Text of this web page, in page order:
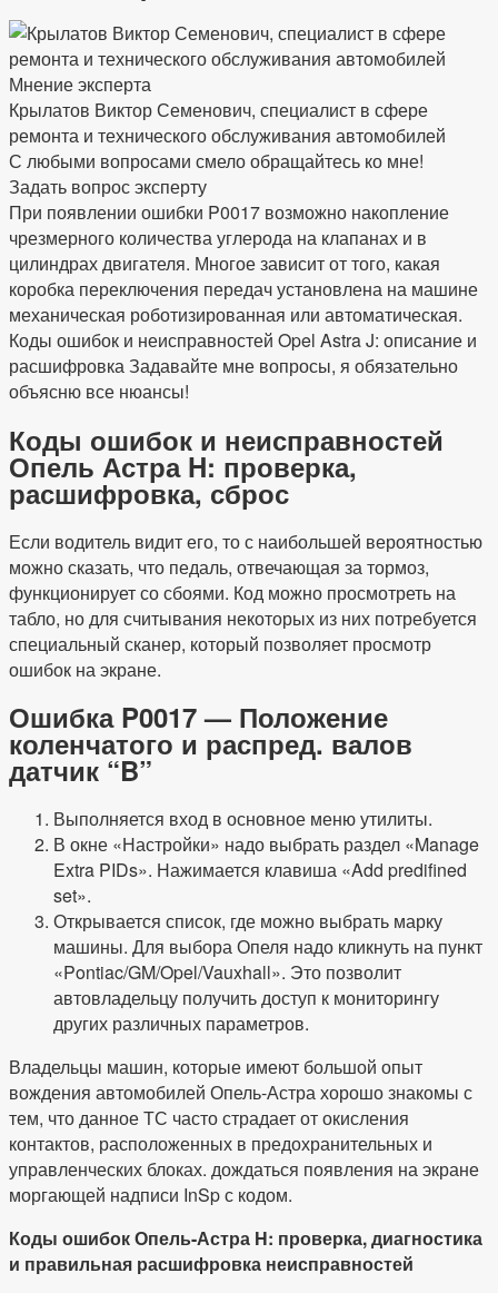
Мнение эксперта
Крылатов Виктор Семенович, специалист в сфере
ремонта и технического обслуживания автомобилей
С любыми вопросами смело обращайтесь ко мне!
Задать вопрос эксперту
При появлении ошибки P0017 возможно накопление
чрезмерного количества углерода на клапанах и в
цилиндрах двигателя. Многое зависит от того, какая
коробка переключения передач установлена на машине
механическая роботизированная или автоматическая.
Коды ошибок и неисправностей Opel Astra J: описание и
расшифровка Задавайте мне вопросы, я обязательно
объясню все нюансы!
Коды ошибок и неисправностей
Опель Астра H: проверка,
расшифровка, сброс
Если водитель видит его, то с наибольшей вероятностью
можно сказать, что педаль, отвечающая за тормоз,
функционирует со сбоями. Код можно просмотреть на
табло, но для считывания некоторых из них потребуется
специальный сканер, который позволяет просмотр
ошибок на экране.
Ошибка P0017 — Положение
коленчатого и распред. валов
датчик “B”
Выполняется вход в основное меню утилиты.
В окне «Настройки» надо выбрать раздел «Manage
Extra PIDs». Нажимается клавиша «Add predifined
set».
Открывается список, где можно выбрать марку
машины. Для выбора Опеля надо кликнуть на пункт
«Pontiac/GM/Opel/Vauxhall». Это позволит
автовладельцу получить доступ к мониторингу
других различных параметров.
Владельцы машин, которые имеют большой опыт
вождения автомобилей Опель-Астра хорошо знакомы с
тем, что данное ТС часто страдает от окисления
контактов, расположенных в предохранительных и
управленческих блоках. дождаться появления на экране
моргающей надписи InSp с кодом.
Коды ошибок Опель-Астра H: проверка, диагностика
и правильная расшифровка неисправностей